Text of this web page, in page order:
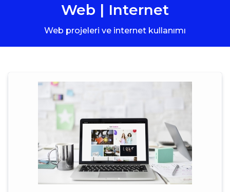
Web | Internet
Web projeleri ve internet kullanımı